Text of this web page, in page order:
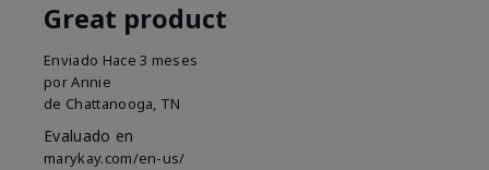
Great product
Enviado Hace 3 meses
porAnnie
de Chattanooga, TN
Evaluado en
marykay.com/en-us/